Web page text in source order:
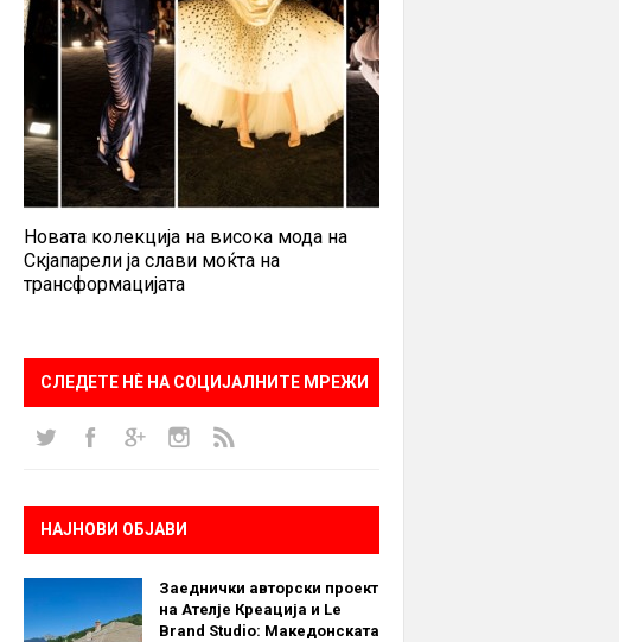
Новата колекција на висока мода на
Скјапарели ја слави моќта на
трансформацијата
СЛЕДЕТЕ НÈ НА СОЦИЈАЛНИТЕ МРЕЖИ
НАЈНОВИ ОБЈАВИ
Заеднички авторски проект
на Ателје Креација и Le
Brand Studio: Македонската